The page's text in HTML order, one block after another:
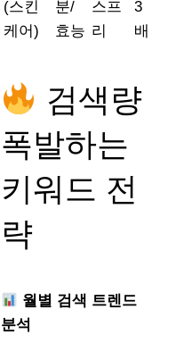
(스킨
케어)
분/
효능
스프
리
3
배
검색량
폭발하는
키워드 전
략
월별 검색 트렌드
분석